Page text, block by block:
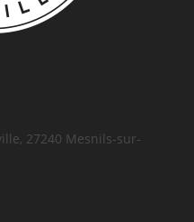
27240 Mesnils-sur-